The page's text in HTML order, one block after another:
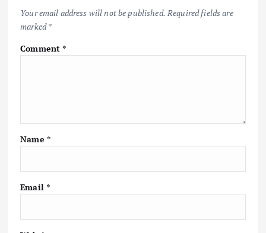
Your email address will not be published. Required fields are
marked*
Comment*
Name *
Email *